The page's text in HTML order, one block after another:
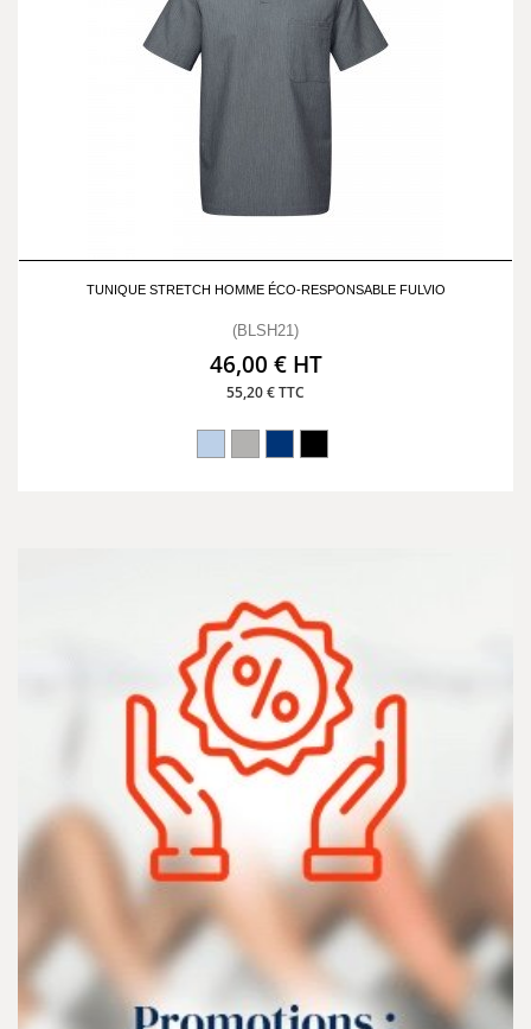
TUNIQUE STRETCH HOMME ÉCO-RESPONSABLE FULVIO
(BLSH21)
46,00 € HT
55,20 € TTC